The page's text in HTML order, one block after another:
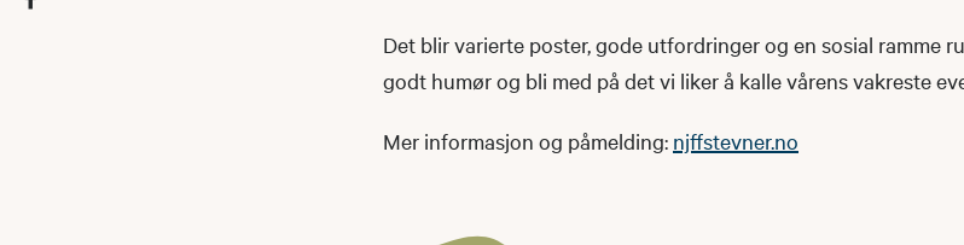
Det blir varierte poster, gode utfordringer og en sosial ramme
godt humør og bli med på det vi liker å kalle vårens vakreste
Mer informasjon og påmelding: njffstevner.no